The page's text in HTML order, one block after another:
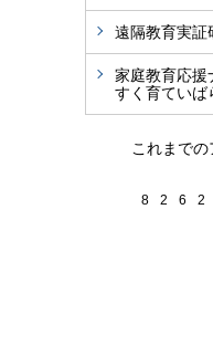
遠隔教育実証
家庭教育応援
すく育ていば
これまでの
8 2 6 2